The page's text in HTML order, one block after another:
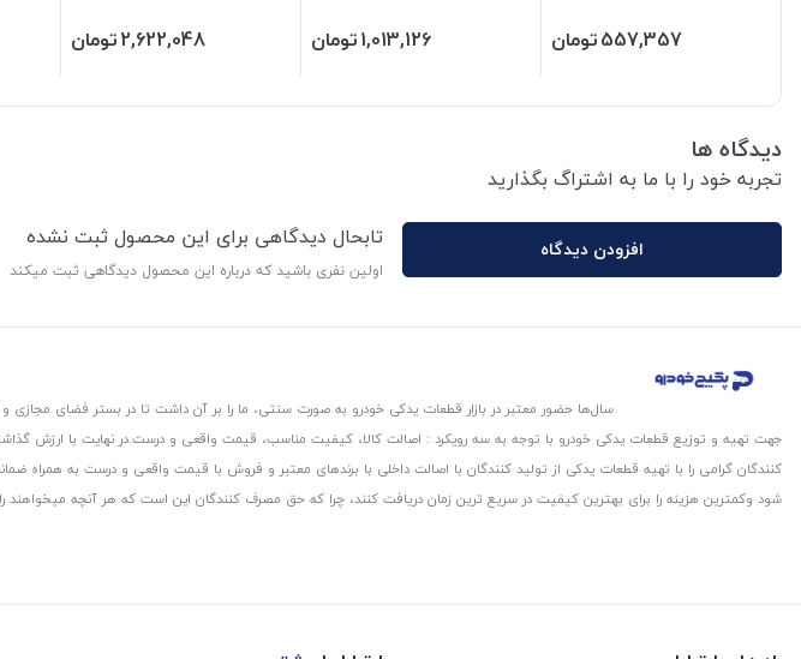
557,357تومان 1,013,126تومان 2,622,048تومان
دیدگاه ها
تجربه خود را با ما به اشتراگ بگذارید
افزودن دیدگاه تابحال دیدگاهی برای این محصول ثبت نشده
اولین نفری باشید که درباره این محصول دیدگاهی ثبت میکند
سال‌ها حضور معتبر در بازار قطعات یدکی خودرو به صورت سنتی، ما را بر آن داشت تا در بستر فضای
جهت تهیه و توزیع قطعات یدکی خودرو با توجه به سه رویکرد : اصالت کالا، کیفیت مناسب، قیمت واقعی و درست.در نهایت با ارزش
کنندگان گرامی را با تهیه قطعات یدکی از تولید کنندگان با اصالت داخلی با برندهای معتبر و فروش با قیمت واقعی و درست به
شود و‌کمترین هزینه را برای بهترین کیفیت در سریع ترین زمان دریافت کنند، چرا که حق مصرف کنندگان این است که هر آنچه میخواهند